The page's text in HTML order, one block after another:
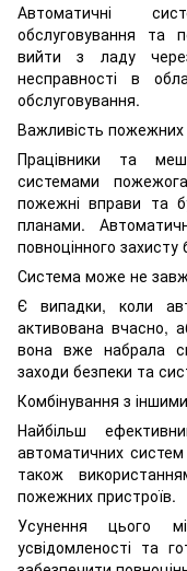
Автоматичні
обслуговування та
вийти з ладу
несправності в
обслуговування.
Важливість пожежних
Працівники та
системами
пожежні вправи та
планами.
повноцінного захисту
Система може не
Є випадки, коли
активована вчасно,
вона вже набрала
заходи безпеки та
Комбінування з
Найбільш
автоматичних
також
пожежних пристроїв.
Усунення цього
усвідомленості та